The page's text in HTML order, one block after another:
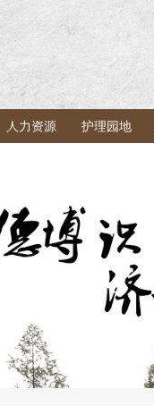
人力资源 护理园地